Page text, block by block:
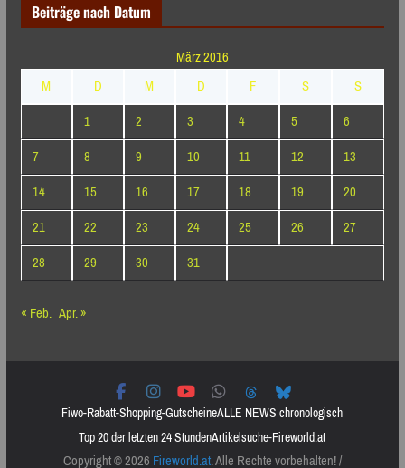
Beiträge nach Datum
März 2016
M
D M D F S
S
1
2 3 4 5
6
7
8 9 10 11 12
13
14
15 16 17 18 19
20
21
22 23 24 25 26
27
28
29 30
31
« Feb. Apr. »
Fiwo-Rabatt-Shopping-GutscheineALLE NEWS chronologisch
Top 20 der letzten 24 StundenArtikelsuche-Fireworld.at
Copyright © 2026Fireworld.at. Alle Rechte vorbehalten! /